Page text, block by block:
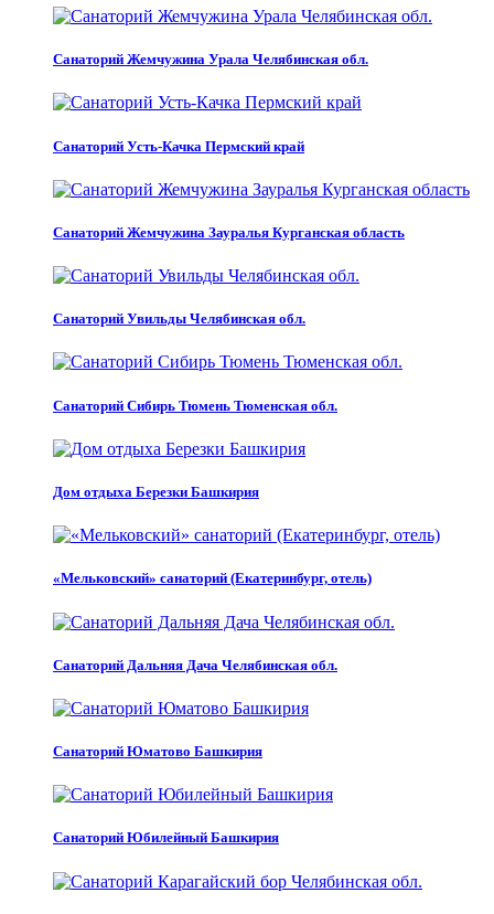
Санаторий Жемчужина Урала Челябинская обл.
Санаторий Усть-Качка Пермский край
Санаторий Жемчужина Зауралья Курганская область
Санаторий Увильды Челябинская обл.
Санаторий Сибирь Тюмень Тюменская обл.
Дом отдыха Березки Башкирия
«Мельковский» санаторий (Екатеринбург, отель)
Санаторий Дальняя Дача Челябинская обл.
Санаторий Юматово Башкирия
Санаторий Юбилейный Башкирия